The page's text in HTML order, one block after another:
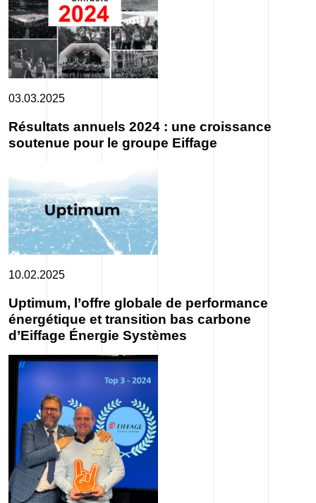
03.03.2025
Résultats annuels 2024 : une croissance
soutenue pour le groupe Eiffage
10.02.2025
Uptimum, l’offre globale de performance
énergétique et transition bas carbone
d’Eiffage Énergie Systèmes